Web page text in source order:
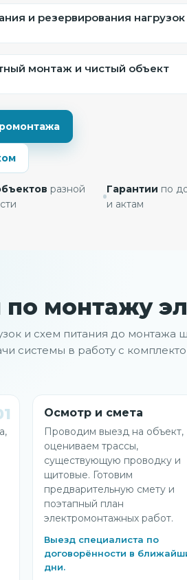
и резервирования нагрузок
монтаж и чистый объект
разной
Гарантии по
и актам
монтажу
и схем питания до монтажа
системы в работу с
Осмотр и смета
Проводим выезд на объект,
оцениваем трассы,
существующую проводку и
щитовые. Готовим
предварительную смету и
поэтапный план
электромонтажных работ.
Выезд специалиста по
договорённости в
дни.